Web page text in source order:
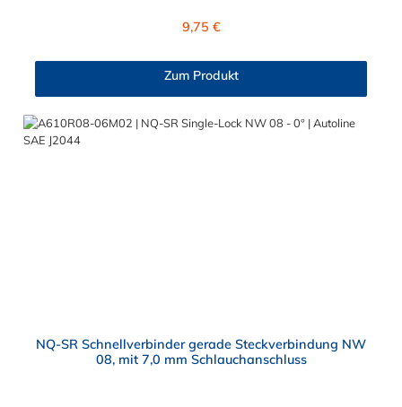
Inneren des Autoline SAE J2044 Schnellverbinder NW 5/16"
Die Serie NORMAQUICK SR Single-Lock entspricht der
ehemaligen Produktreihe Parker Autoline.
Regulärer Preis:
9,75 €
Zum Produkt
NQ-SR Schnellverbinder gerade Steckverbindung NW
08, mit 7,0 mm Schlauchanschluss